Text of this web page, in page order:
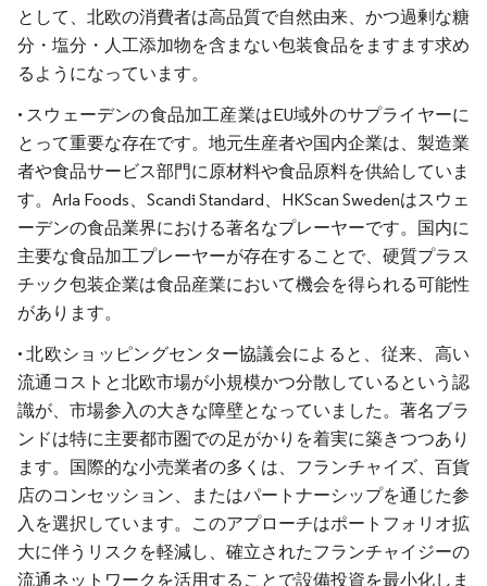
として、北欧の消費者は高品質で自然由来、かつ過剰な糖
分・塩分・人工添加物を含まない包装食品をますます求め
るようになっています。
• スウェーデンの食品加工産業はEU域外のサプライヤーに
とって重要な存在です。地元生産者や国内企業は、製造業
者や食品サービス部門に原材料や食品原料を供給していま
す。Arla Foods、Scandi Standard、HKScan Swedenはスウェ
ーデンの食品業界における著名なプレーヤーです。国内に
主要な食品加工プレーヤーが存在することで、硬質プラス
チック包装企業は食品産業において機会を得られる可能性
があります。
• 北欧ショッピングセンター協議会によると、従来、高い
流通コストと北欧市場が小規模かつ分散しているという認
識が、市場参入の大きな障壁となっていました。著名ブラ
ンドは特に主要都市圏での足がかりを着実に築きつつあり
ます。国際的な小売業者の多くは、フランチャイズ、百貨
店のコンセッション、またはパートナーシップを通じた参
入を選択しています。このアプローチはポートフォリオ拡
大に伴うリスクを軽減し、確立されたフランチャイジーの
流通ネットワークを活用することで設備投資を最小化しま